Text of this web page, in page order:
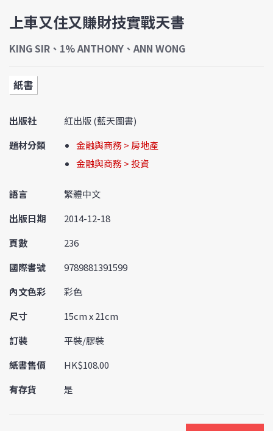
上車又住又賺財技實戰天書
KING SIR、1% ANTHONY、ANN WONG
紙書
出版社
紅出版 (藍天圖書)
題材分類
金融與商務 > 房地產
金融與商務 > 投資
語言
繁體中文
出版日期
2014-12-18
頁數
236
國際書號
9789881391599
內文色彩
彩色
尺寸
15cm x 21cm
訂裝
平裝/膠裝
紙書售價
HK$108.00
有存貨
是